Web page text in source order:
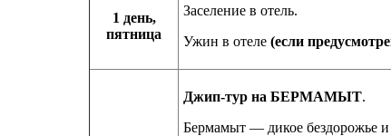
1 день,
пятница
Заселение в отель.
Ужин в отеле (если
Джип-тур на БЕРМАМЫТ.
Бермамыт — дикое бездорожье